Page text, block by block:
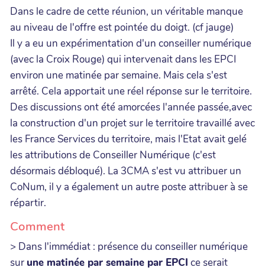
Dans le cadre de cette réunion, un véritable manque
au niveau de l'offre est pointée du doigt. (cf jauge)
Il y a eu un expérimentation d'un conseiller numérique
(avec la Croix Rouge) qui intervenait dans les EPCI
environ une matinée par semaine. Mais cela s'est
arrêté. Cela apportait une réel réponse sur le territoire.
Des discussions ont été amorcées l'année passée,avec
la construction d'un projet sur le territoire travaillé avec
les France Services du territoire, mais l'Etat avait gelé
les attributions de Conseiller Numérique (c'est
désormais débloqué). La 3CMA s'est vu attribuer un
CoNum, il y a également un autre poste attribuer à se
répartir.
Comment
> Dans l'immédiat : présence du conseiller numérique
sur une matinée par semaine par EPCI ce serait